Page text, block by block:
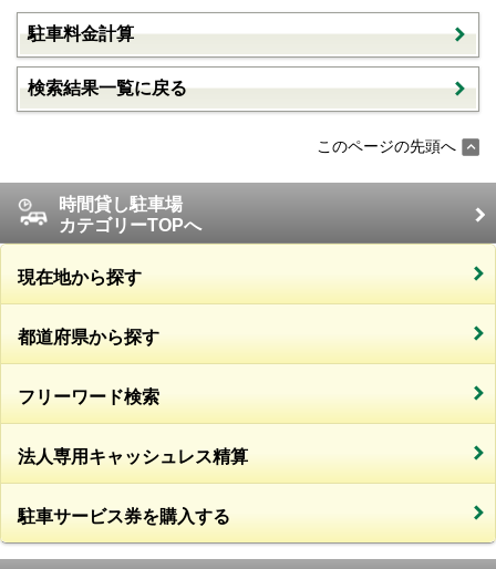
駐車料金計算
検索結果一覧に戻る
このページの先頭へ
時間貸し駐車場
カテゴリーTOPへ
現在地から探す
都道府県から探す
フリーワード検索
法人専用キャッシュレス精算
駐車サービス券を購入する